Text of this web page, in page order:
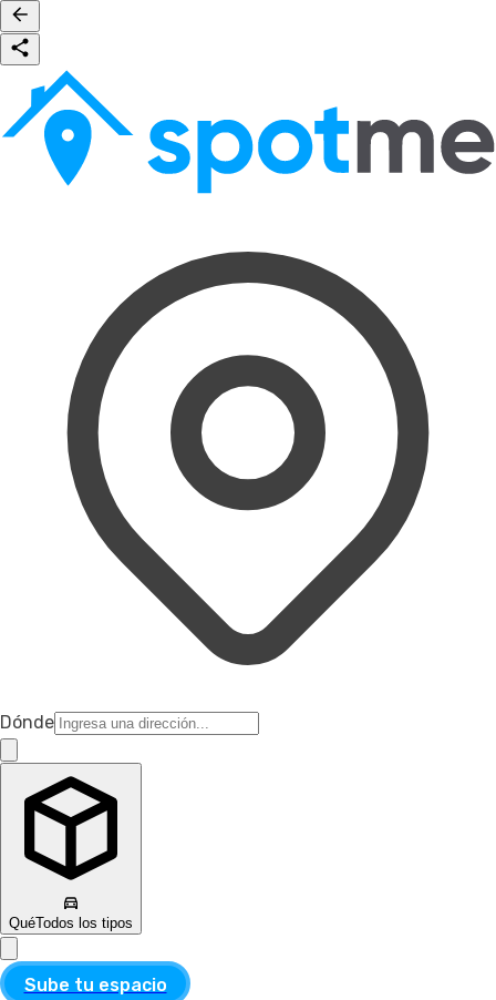
Dónde
QuéTodos los tipos
Sube tu espacio